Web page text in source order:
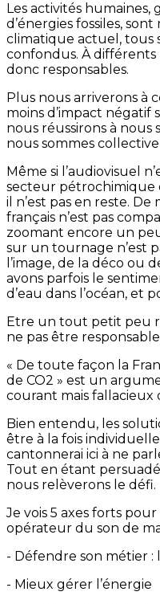
Les activités humaines,
d’énergies fossiles,
climatique actuel, tous
confondus. À différents
donc responsables.
Plus nous arriverons à
moins d’impact
nous réussirons à nous
nous sommes
Même si l’audiovisuel
secteur pétrochimique
il n’est pas en reste.
français n’est pas
zoomant encore un
sur un tournage n’est
l’image, de la déco ou
avons parfois le
d’eau dans l’océan, et
Etre un tout petit peu
ne pas être
« De toute façon la
de CO2 » est un
courant mais
Bien entendu, les
être à la fois
cantonnerai ici à ne
Tout en étant
nous relèverons le défi.
Je vois 5 axes forts
opérateur du son de
- Défendre son métier :
- Mieux gérer l’énergie